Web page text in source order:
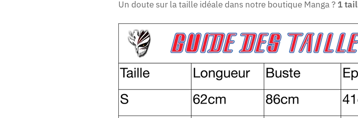
Un doute sur la taille idéale dans notre boutique Manga ? 1